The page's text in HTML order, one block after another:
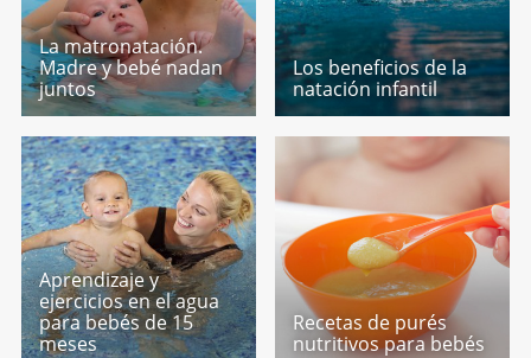
La matronatación.
Madre y bebé nadan
juntos
Los beneficios de la
natación infantil
Aprendizaje y
ejercicios en el agua
para bebés de 15
meses
Recetas de purés
nutritivos para bebés